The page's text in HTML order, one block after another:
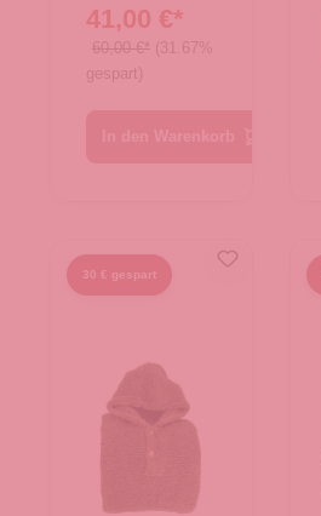
41,00 €*
60,00 €* (31.67%
gespart)
30 € gespart